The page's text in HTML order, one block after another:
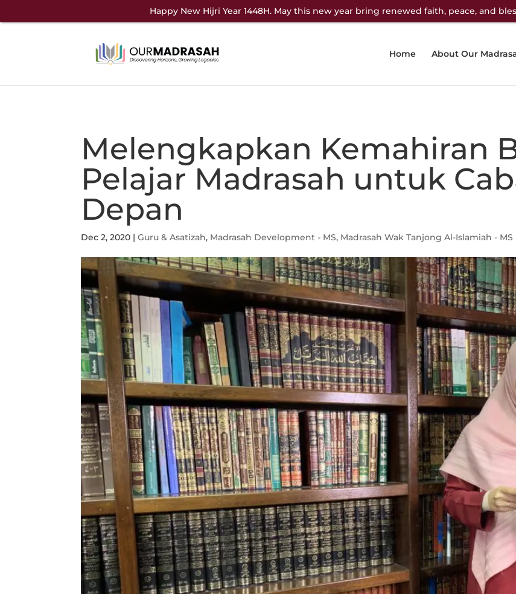
Home About Our
Melengkapkan Kemahiran
Pelajar Madrasah untuk
Depan
Dec 2, 2020 |Guru & Asatizah, Madrasah Development - MS, Madrasah Wak Tanjong Al-Islamiah - MS
Happy New Hijri Year 1448H. May this new year bring renewed faith, peace, and